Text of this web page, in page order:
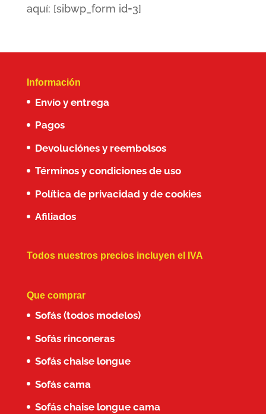
aquí: [sibwp_form id=3]
Información
Envío y entrega
Pagos
Devoluciónes y reembolsos
Términos y condiciones de uso
Política de privacidad y de cookies
Afiliados
Todos nuestros precios incluyen el IVA
Que comprar
Sofás (todos modelos)
Sofás rinconeras
Sofás chaise longue
Sofás cama
Sofás chaise longue cama